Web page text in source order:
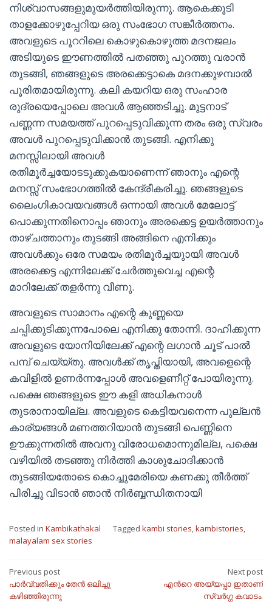
നിശ്വാസങ്ങളുമുയർത്തിയിരുന്നു. ആകെക്കൂടി
താളക്കോഴുപ്പേറിയ ഒരു സംഭോഗ സങ്കീർത്തനം.
അവളുടെ പൂററിലെ കൊഴുകൊഴുത്ത മദനജലം
അടിയുടെ ഈണത്തിൽ പതഞ്ഞു പുറത്തു വരാൻ
തുടങ്ങി, ഞങ്ങളുടെ അരക്കെട്ടാകെ മദനക്കുഴമ്പാൽ
പൂരിതമായിരുന്നു. കലി കയറിയ ഒരു സംഹാര
രുദ്രയെപ്പോലെ അവൾ ആഞ്ഞടിച്ചു. മുട്ടനാട്
പണ്ണന്ന സമയത്ത് പുറപ്പെടുവിക്കുന്ന തരം ഒരു സ്വരം
അവൾ പുറപ്പെടുവിക്കാൻ തുടങ്ങി. എനിക്കു
മനസ്സിലായി അവൾ
രതിമൂർച്ചയോടടുക്കുകയാണെന്ന് ഞാനും എന്റെ
മനസ്സ് സംഭോഗത്തിൽ കേന്ദ്രീകരിച്ചു. ഞങ്ങളുടെ
ലൈംഗികാവയവങ്ങൾ ഒന്നായി അവൾ മേലോട്ട്
പൊക്കുന്നതിനൊപ്പം ഞാനും അരക്കെട്ട ഉയർത്താനും
താഴ്ചത്താനും തുടങ്ങി അങ്ങിനെ എനിക്കും
അവൾക്കും ഒരേ സമയം രതിമൂർച്ചയുായി അവൾ
അരക്കെട്ട എന്നിലേക്ക് ചേർത്തുവെച്ച എന്റെ
മാറിലേക്ക് തളർന്നു വീണു.
അവളുടെ സാമാനം എന്റെ കുണ്ണയെ
ചപ്പിക്കുടിക്കുന്നപോലെ എനിക്കു തോന്നി. ദാഹിക്കുന്ന
അവളുടെ യോനിയിലേക്ക് എന്റെ ലഗാൻ ചൂട് പാൽ
പമ്പ് ചെയ്യ്തു. അവൾക്ക് തൃപ്തിയായി, അവളെന്റെ
കവിളിൽ ഉണർന്നപ്പോൾ അവളെണീറ്റ് പോയിരുന്നു.
പക്ഷെ ഞങ്ങളുടെ ഈ കളി അധികനാൾ
തുടരാനായില്ല. അവളുടെ കെട്ടിയവനെന്ന പുല്ലൻ
കാര്യങ്ങൾ മണത്തറിയാൻ തുടങ്ങി പെണ്ണിനെ
ഊക്കുന്നതിൽ അവനു വിരോധമൊന്നുമില്ല, പക്ഷെ
വഴിയിൽ തടഞ്ഞു നിർത്തി കാശുചോദിക്കാൻ
തുടങ്ങിയതോടെ കൊച്ചുമേരിയെ കണക്കു തീർത്ത്
പിരിച്ചു വിടാൻ ഞാൻ നിർബ്ബന്ധിതനായി
Posted in Kambikathakal Tagged kambi stories,kambistories,
malayalam sex stories
Post
navigation
Previous post
പാര്‍വ്വതിക്കും തേൻ ഒലിച്ചു
കഴിഞ്ഞിരുന്നു
Next post
എന്‍റെ അയ്യപ്പാ ഇതാണ്
സ്വര്‍ഗ്ഗ കവാടം.